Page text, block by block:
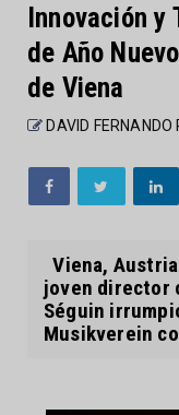
Innovación
de Año
de Viena
DAVID FERNANDO
Viena,
joven director
Séguin
Musikverein